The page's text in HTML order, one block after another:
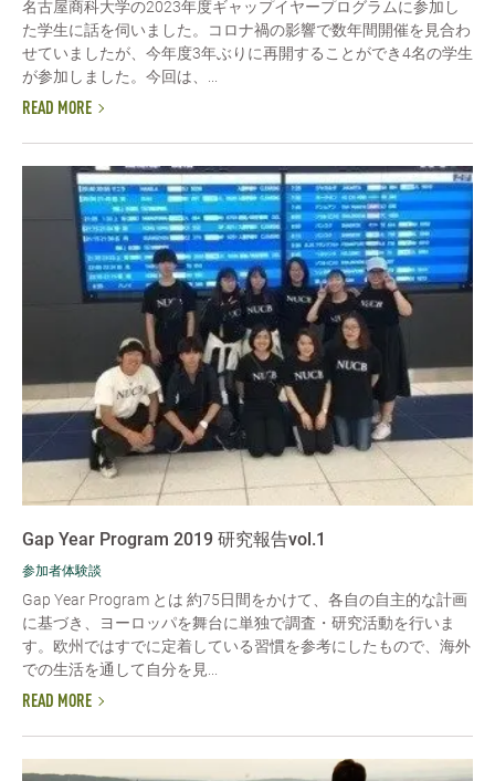
名古屋商科大学の2023年度ギャップイヤープログラムに参加し
た学生に話を伺いました。コロナ禍の影響で数年間開催を見合わ
せていましたが、今年度3年ぶりに再開することができ4名の学生
が参加しました。今回は、...
READ MORE
Gap Year Program 2019 研究報告vol.1
参加者体験談
Gap Year Program とは 約75日間をかけて、各自の自主的な計画
に基づき、ヨーロッパを舞台に単独で調査・研究活動を行いま
す。欧州ではすでに定着している習慣を参考にしたもので、海外
での生活を通して自分を見...
READ MORE